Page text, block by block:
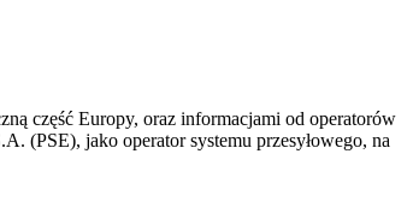
część Europy, oraz informacjami od operatorów
(PSE), jako operator systemu przesyłowego, na